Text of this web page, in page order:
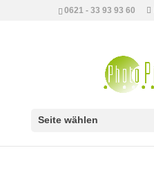
0621 - 33 93 93 60
Seite wählen